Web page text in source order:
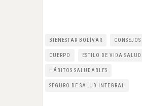
BIENESTAR BOLÍVAR
CUERPO ESTILO DE VIDA
HÁBITOS SALUDABLES
SEGURO DE SALUD INTEGRAL